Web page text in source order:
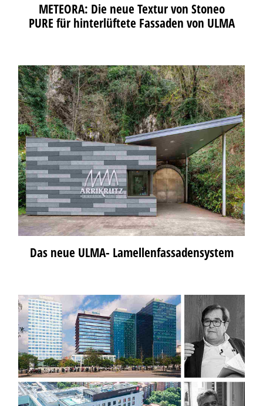
METEORA: Die neue Textur von Stoneo
PURE für hinterlüftete Fassaden von ULMA
Das neue ULMA- Lamellenfassadensystem